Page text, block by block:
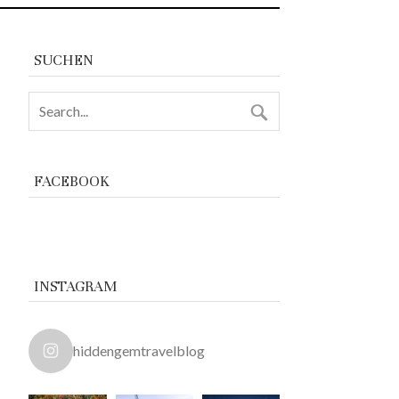
SUCHEN
FACEBOOK
INSTAGRAM
hiddengemtravelblog